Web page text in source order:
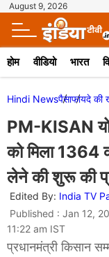
August 9, 2026
होम वीडियो भारत
Hindi Newsपैसाफायदे की
PM-KISAN
को मिला 1364
लेने की शुरू की
Edited By: India TV
Published : Jan 12,
11:22 am IST
प्रधानमंत्री किसान